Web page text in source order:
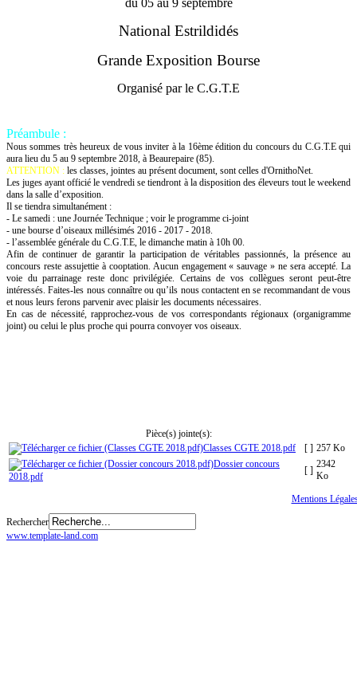
National Estrildidés
Grande Exposition Bourse
Organisé par le C.G.T.E
Préambule :
Nous sommes très heureux de vous inviter à la 16ème édition du concours du C.G.T.E qui
aura lieu du 5 au 9 septembre 2018, à Beaurepaire (85).
ATTENTION : les classes, jointes au présent document, sont celles d'OrnithoNet.
Les juges ayant officié le vendredi se tiendront à la disposition des éleveurs tout le weekend
dans la salle d’exposition.
Il se tiendra simultanément :
- Le samedi : une Journée Technique ; voir le programme ci-joint
- une bourse d’oiseaux millésimés 2016 - 2017 - 2018.
- l’assemblée générale du C.G.T.E, le dimanche matin à 10h 00.
Afin de continuer de garantir la participation de véritables passionnés, la présence au
concours reste assujettie à cooptation. Aucun engagement « sauvage » ne sera accepté. La
voie du parrainage reste donc privilégiée. Certains de vos collègues seront peut-être
intéressés. Faites-les nous connaître ou qu’ils nous contactent en se recommandant de vous
et nous leurs ferons parvenir avec plaisir les documents nécessaires.
En cas de nécessité, rapprochez-vous de vos correspondants régionaux (organigramme
joint) ou celui le plus proche qui pourra convoyer vos oiseaux.
Pièce(s) jointe(s):
Classes CGTE 2018.pdf
[ ] 257 Ko
Dossier concours
2018.pdf
[ ]
2342
Ko
Mentions
Rechercher
www.template-land.com